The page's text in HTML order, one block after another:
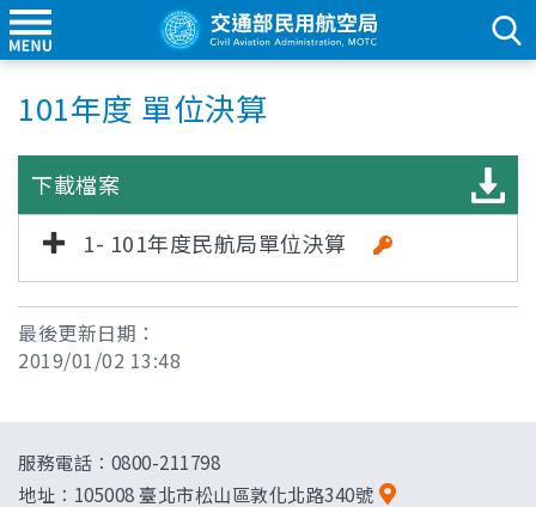
101年度 單位決算
下載檔案
1- 101年度民航局單位決算
最後更新日期：
2019/01/02 13:48
服務電話：0800-211798
地址： 105008 臺北市松山區敦化北路340號